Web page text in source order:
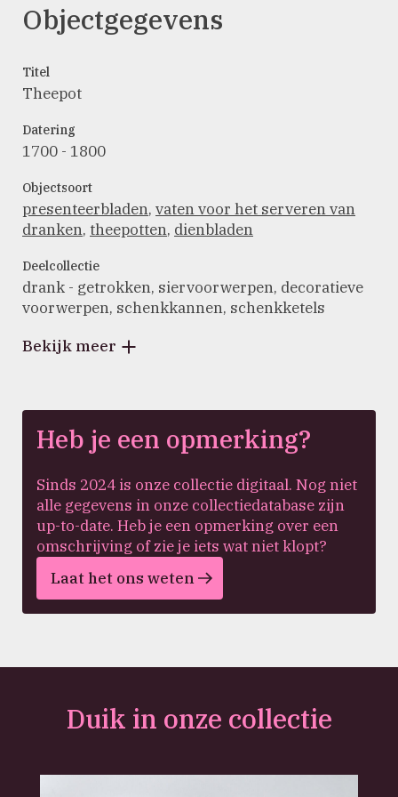
Objectgegevens
Titel
Theepot
Datering
1700 - 1800
Objectsoort
presenteerbladen, vaten voor het serveren van
dranken, theepotten, dienbladen
Deelcollectie
drank - getrokken, siervoorwerpen, decoratieve
voorwerpen, schenkkannen, schenkketels
Bekijk meer
Heb je een opmerking?
Sinds 2024 is onze collectie digitaal. Nog niet
alle gegevens in onze collectiedatabase zijn
up-to-date. Heb je een opmerking over een
omschrijving of zie je iets wat niet klopt?
Laat het ons weten
Duik in onze collectie